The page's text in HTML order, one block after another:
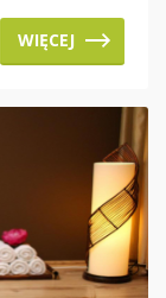
WIĘCEJ